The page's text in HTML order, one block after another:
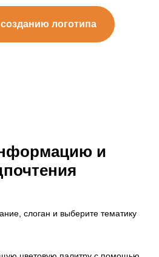
логотипа
и
слоган и выберите тематику